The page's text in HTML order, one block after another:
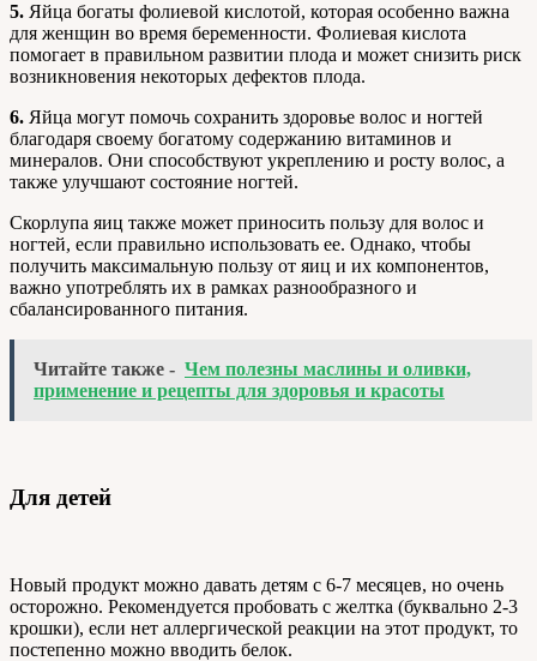
5. Яйца богаты фолиевой кислотой, которая особенно важна
для женщин во время беременности. Фолиевая кислота
помогает в правильном развитии плода и может снизить риск
возникновения некоторых дефектов плода.
6. Яйца могут помочь сохранить здоровье волос и ногтей
благодаря своему богатому содержанию витаминов и
минералов. Они способствуют укреплению и росту волос, а
также улучшают состояние ногтей.
Скорлупа яиц также может приносить пользу для волос и
ногтей, если правильно использовать ее. Однако, чтобы
получить максимальную пользу от яиц и их компонентов,
важно употреблять их в рамках разнообразного и
сбалансированного питания.
Читайте также - Чем полезны маслины и оливки,
применение и рецепты для здоровья и красоты
Для детей
Новый продукт можно давать детям с 6-7 месяцев, но очень
осторожно. Рекомендуется пробовать с желтка (буквально 2-3
крошки), если нет аллергической реакции на этот продукт, то
постепенно можно вводить белок.